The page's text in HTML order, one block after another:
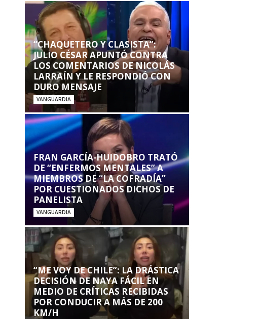
“CHAQUETERO Y CLASISTA”:
JULIO CÉSAR APUNTÓ CONTRA
LOS COMENTARIOS DE NICOLÁS
LARRAÍN Y LE RESPONDIÓ CON
DURO MENSAJE
VANGUARDIA
FRAN GARCÍA-HUIDOBRO TRATÓ
DE “ENFERMOS MENTALES” A
MIEMBROS DE “LA COFRADÍA”
POR CUESTIONADOS DICHOS DE
PANELISTA
VANGUARDIA
“ME VOY DE CHILE”: LA DRÁSTICA
DECISIÓN DE NAYA FÁCIL EN
MEDIO DE CRÍTICAS RECIBIDAS
POR CONDUCIR A MÁS DE 200
KM/H